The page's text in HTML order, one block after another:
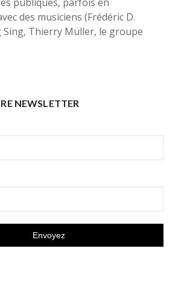
des musiciens (Frédéric D.
Sing, Thierry Müller, le groupe
NEWSLETTER